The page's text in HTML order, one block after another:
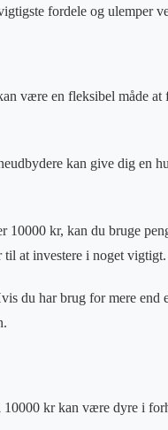
fordele og ulemper
være en fleksibel måde
kan give dig en
10000 kr, kan du bruge
at investere i noget vigtigt.
du har brug for mere
10000 kr kan være dyre i